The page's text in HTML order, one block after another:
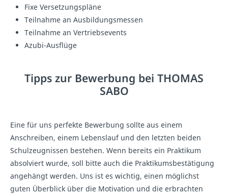
Fixe Versetzungspläne
Teilnahme an Ausbildungsmessen
Teilnahme an Vertriebsevents
Azubi-Ausflüge
Tipps zur Bewerbung bei THOMAS
SABO
Eine für uns perfekte Bewerbung sollte aus einem
Anschreiben, einem Lebenslauf und den letzten beiden
Schulzeugnissen bestehen. Wenn bereits ein Praktikum
absolviert wurde, soll bitte auch die Praktikumsbestätigung
angehängt werden. Uns ist es wichtig, einen möglichst
guten Überblick über die Motivation und die erbrachten